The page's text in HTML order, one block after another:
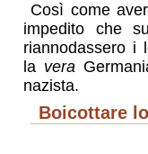
Così come
impedito che
riannodassero i
la vera
nazista.
Boicottare